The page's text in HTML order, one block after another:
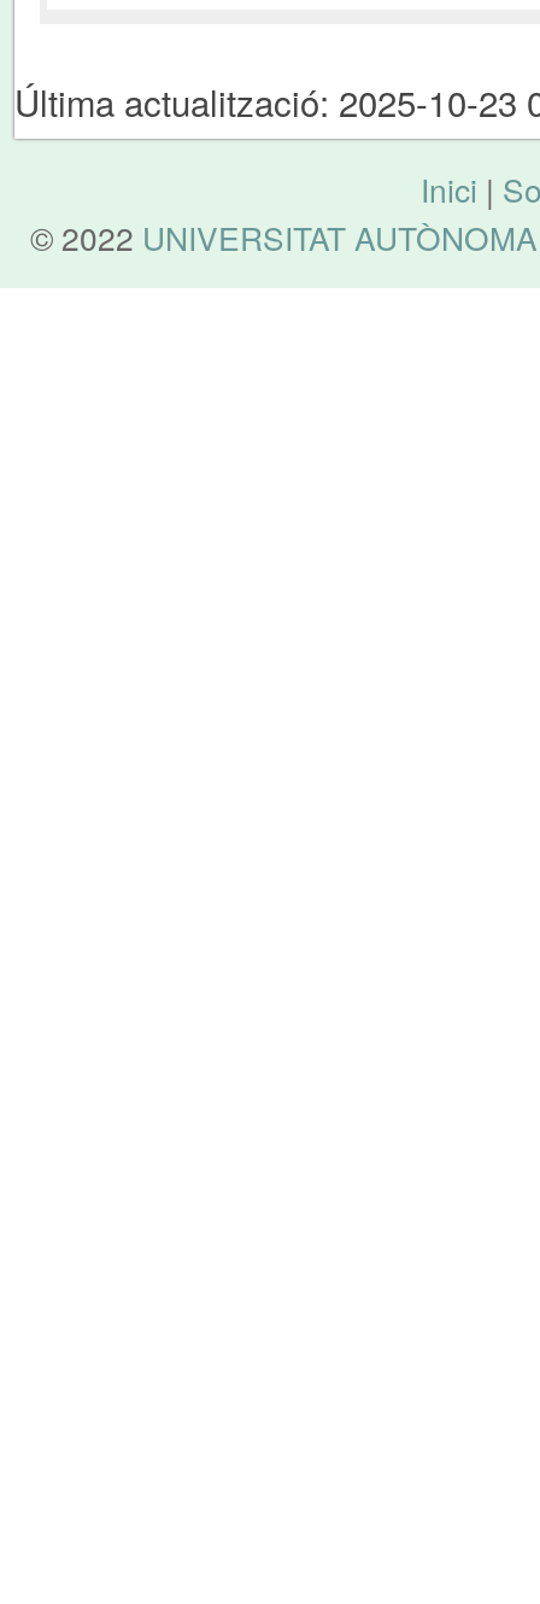
Última actualització: 2025-10-23
Inici |
© 2022 UNIVERSITAT